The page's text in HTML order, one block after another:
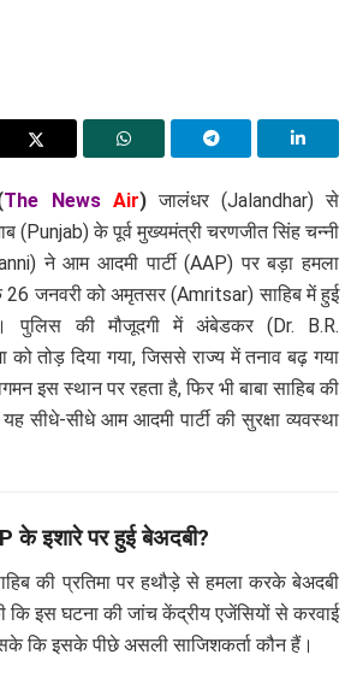
The News Air)जालंधर (Jalandhar) से
(Punjab) के पूर्व मुख्यमंत्री चरणजीत सिंह चन्नी
ने आम आदमी पार्टी (AAP) पर बड़ा हमला
26 जनवरी को अमृतसर (Amritsar) साहिब में हुई
पुलिस की मौजूदगी में अंबेडकर (Dr. B.R.
को तोड़ दिया गया, जिससे राज्य में तनाव बढ़ गया
इस स्थान पर रहता है, फिर भी बाबा साहिब की
सीधे-सीधे आम आदमी पार्टी की सुरक्षा व्यवस्था
के इशारे पर हुई बेअदबी?
की प्रतिमा पर हथौड़े से हमला करके बेअदबी
कि इस घटना की जांच केंद्रीय एजेंसियों से करवाई
सके कि इसके पीछे असली साजिशकर्ता कौन हैं।